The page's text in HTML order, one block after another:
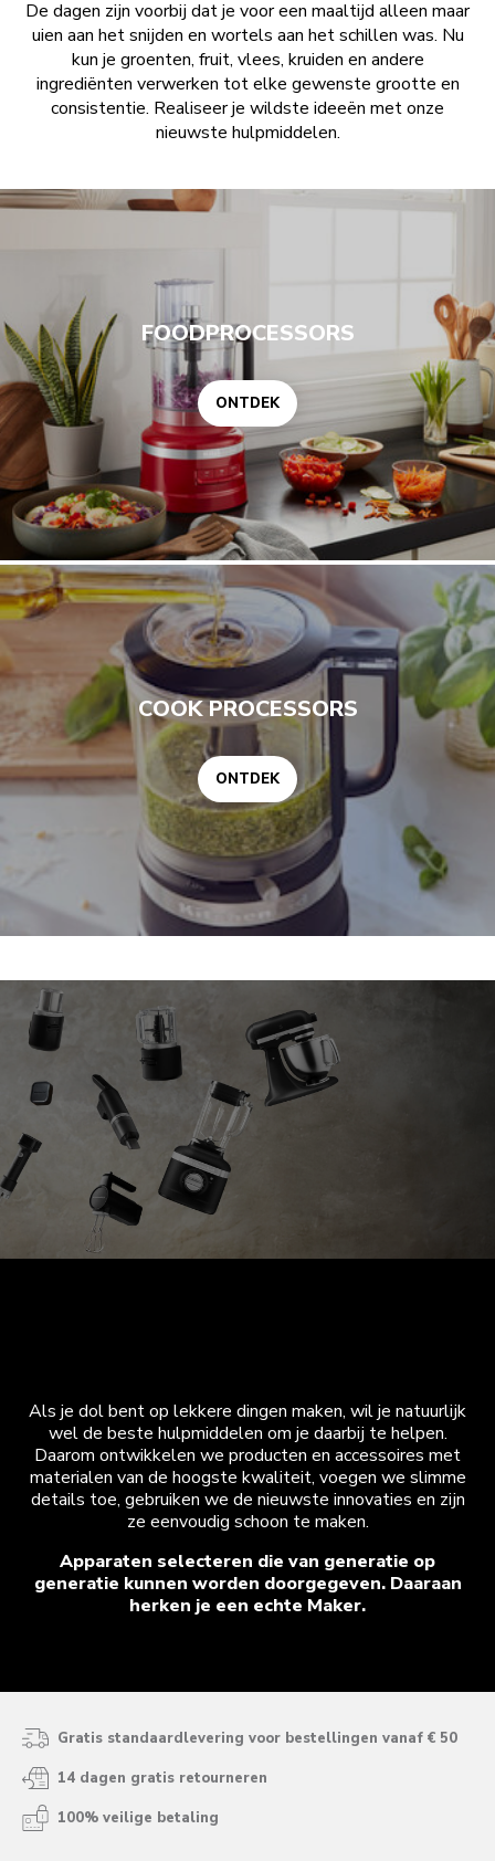
De dagen zijn voorbij dat je voor een maaltijd alleen maar
uien aan het snijden en wortels aan het schillen was. Nu
kun je groenten, fruit, vlees, kruiden en andere
ingrediënten verwerken tot elke gewenste grootte en
consistentie. Realiseer je wildste ideeën met onze
nieuwste hulpmiddelen.
FOODPROCESSORS
ONTDEK
ONTDEK
COOK PROCESSORS
ONTDEK
ONTDEK
Als je dol bent op lekkere dingen maken, wil je natuurlijk
wel de beste hulpmiddelen om je daarbij te helpen.
Daarom ontwikkelen we producten en accessoires met
materialen van de hoogste kwaliteit, voegen we slimme
details toe, gebruiken we de nieuwste innovaties en zijn
ze eenvoudig schoon te maken.
Apparaten selecteren die van generatie op
generatie kunnen worden doorgegeven. Daaraan
herken je een echte Maker.
Gratis standaardlevering voor bestellingen vanaf € 50
14 dagen gratis retourneren
100% veilige betaling